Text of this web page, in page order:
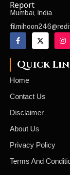
Report
Mumbai, India
Quick
Home
Contact Us
Disclaimer
About Us
Privacy Policy
Terms And